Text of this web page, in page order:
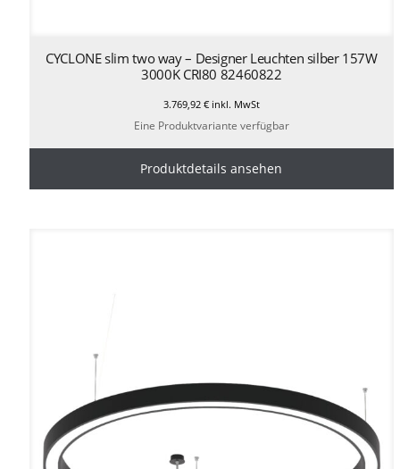
CYCLONE slim two way – Designer Leuchten silber 157W
3000K CRI80 82460822
3.769,92 €inkl. MwSt
Eine Produktvariante verfügbar
Produktdetails ansehen